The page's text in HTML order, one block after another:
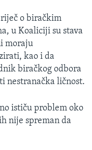
o biračkim
u Koaliciji su stava
moraju
kao i da
biračkog odbora
nestranačka ličnost.
ističu problem oko
nije spreman da